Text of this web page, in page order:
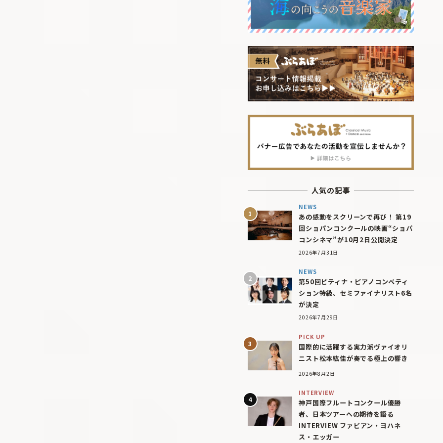
人気の記事
NEWS
あの感動をスクリーンで再び！ 第19
回ショパンコンクールの映画“ショパ
コンシネマ”が10月2日公開決定
2026年7月31日
NEWS
第50回ピティナ・ピアノコンペティ
ション特級、セミファイナリスト6名
が決定
2026年7月29日
PICK UP
国際的に活躍する実力派ヴァイオリ
ニスト松本紘佳が奏でる極上の響き
2026年8月2日
INTERVIEW
神戸国際フルートコンクール優勝
者、日本ツアーへの期待を語る
INTERVIEW ファビアン・ヨハネ
ス・エッガー